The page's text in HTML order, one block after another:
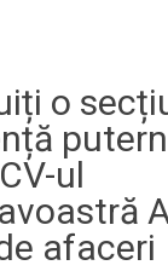
o
ul
afaceri